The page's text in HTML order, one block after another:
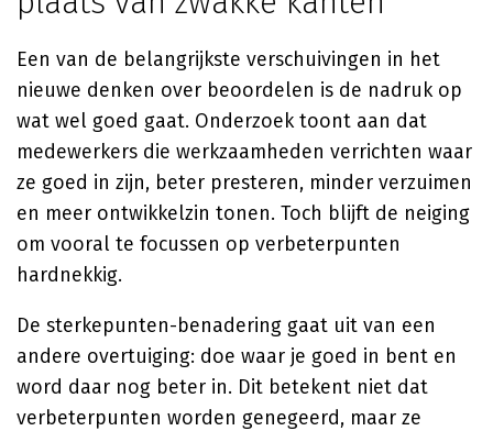
Een van de belangrijkste verschuivingen in het
nieuwe denken over beoordelen is de nadruk op
wat wel goed gaat. Onderzoek toont aan dat
medewerkers die werkzaamheden verrichten waar
ze goed in zijn, beter presteren, minder verzuimen
en meer ontwikkelzin tonen. Toch blijft de neiging
om vooral te focussen op verbeterpunten
hardnekkig.
De sterkepunten-benadering gaat uit van een
andere overtuiging: doe waar je goed in bent en
word daar nog beter in. Dit betekent niet dat
verbeterpunten worden genegeerd, maar ze